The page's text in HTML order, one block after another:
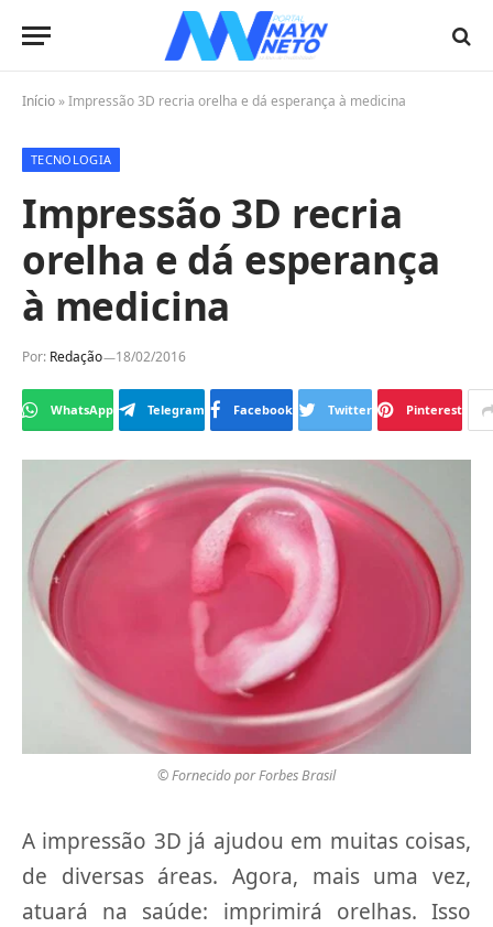
Início »Impressão 3D recria orelha e dá esperança à medicina
TECNOLOGIA
Impressão 3D recria
orelha e dá esperança
à medicina
Por: Redação 18/02/2016
WhatsApp Telegram Facebook Twitter Pinterest
© Fornecido por Forbes Brasil
A impressão 3D já ajudou em muitas coisas,
de diversas áreas. Agora, mais uma vez,
atuará na saúde: imprimirá orelhas. Isso